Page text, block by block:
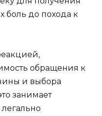
боль до похода к
обращения к
и выбора
занимает